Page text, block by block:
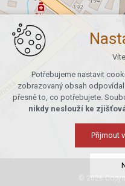
© 2026
Potřebujeme nastavit
zobrazovaný obsah
přesně to, co potřebujete.
nikdy neslouží ke
Přijmout